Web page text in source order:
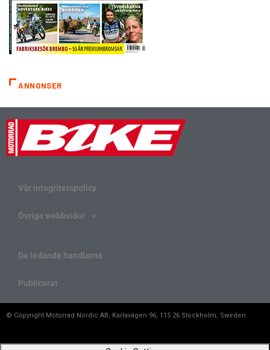
ANNONSER
Vår integritetspolicy
Övriga webbsidor
De ledande handlarna
Publicerat
© Copyright Motorrad Nordic AB, Karlavägen 96, 115 26 Stockholm, Sweden